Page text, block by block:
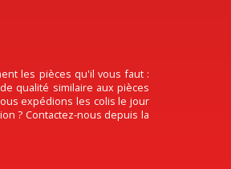
les pièces qu'il vous faut :
qualité similaire aux pièces
expédions les colis le jour
? Contactez-nous depuis la